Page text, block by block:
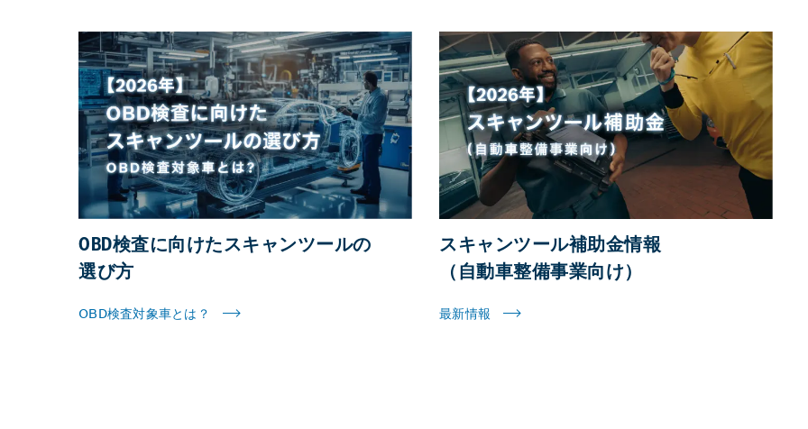
OBD検査に向けたスキャンツールの
選び方
OBD検査対象車とは？
スキャンツール補助金情報
（自動車整備事業向け）
最新情報